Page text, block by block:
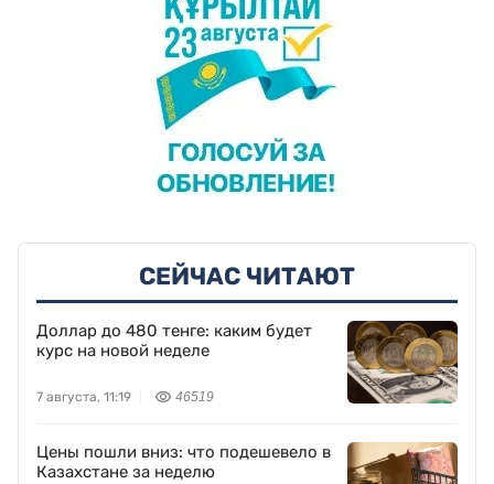
СЕЙЧАС ЧИТАЮТ
Доллар до 480 тенге: каким будет
курс на новой неделе
7 августа, 11:19 46519
Цены пошли вниз: что подешевело в
Казахстане за неделю